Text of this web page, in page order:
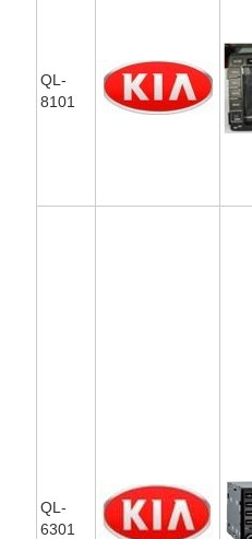
QL-
8101
QL-
6301